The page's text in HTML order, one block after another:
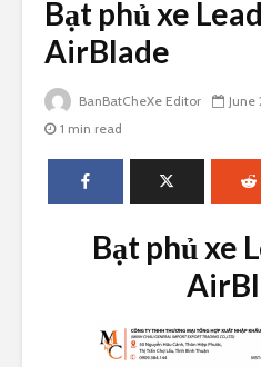
Bạt phủ xe
AirBlade
BanBatCheXe Editor June
1 min read
Bạt phủ xe